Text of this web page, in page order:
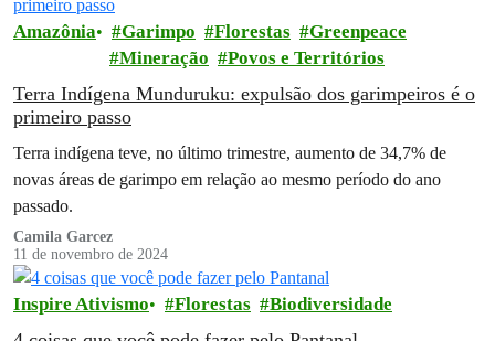
Amazônia Garimpo Florestas
Greenpeace
Mineração
Povos e Territórios
Terra Indígena Munduruku: expulsão dos garimpeiros é o
primeiro passo
Terra indígena teve, no último trimestre, aumento de 34,7% de
novas áreas de garimpo em relação ao mesmo período do ano
passado.
Camila Garcez
11 de novembro de 2024
Inspire Ativismo Florestas Biodiversidade